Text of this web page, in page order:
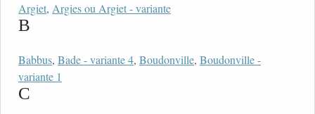
Argiet, Argies ou Argiet - variante
B
Babbus, Bade - variante 4, Boudonville, Boudonville -
variante 1
C